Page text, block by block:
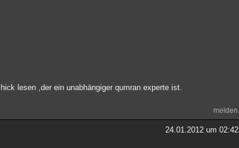
lesen ,der ein unabhängiger qumran experte ist.
melden
24.01.2012 um 02:42